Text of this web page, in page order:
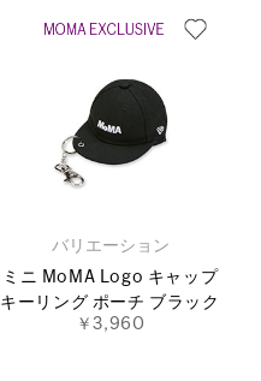
バリエーション
ミニ MoMA Logo キャップ
キーリング ポーチ ブラック
￥3,960